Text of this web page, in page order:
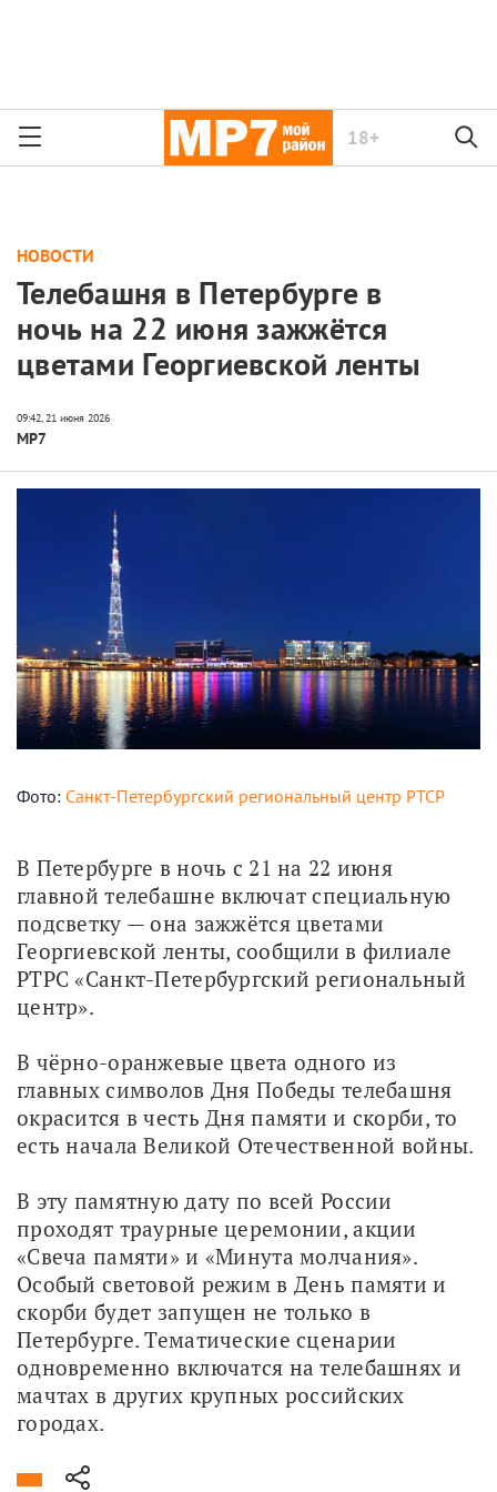
18+
НОВОСТИ
Телебашня в Петербурге в
ночь на 22 июня зажжётся
цветами Георгиевской ленты
МР7
Фото: Санкт-Петербургский региональный центр РТСР
В Петербурге в ночь с 21 на 22 июня
главной телебашне включат специальную
подсветку — она зажжётся цветами
Георгиевской ленты, сообщили в филиале
РТРС «Санкт-Петербургский региональный
центр».
В чёрно-оранжевые цвета одного из
главных символов Дня Победы телебашня
окрасится в честь Дня памяти и скорби, то
есть начала Великой Отечественной войны.
В эту памятную дату по всей России
проходят траурные церемонии, акции
«Свеча памяти» и «Минута молчания».
Особый световой режим в День памяти и
скорби будет запущен не только в
Петербурге. Тематические сценарии
одновременно включатся на телебашнях и
мачтах в других крупных российских
городах.